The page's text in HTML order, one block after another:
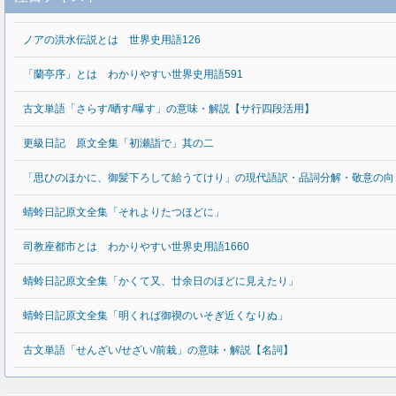
ノアの洪水伝説とは 世界史用語126
「蘭亭序」とは わかりやすい世界史用語591
古文単語「さらす/晒す/曝す」の意味・解説【サ行四段活用】
更級日記 原文全集「初瀬詣で」其の二
「思ひのほかに、御髪下ろして給うてけり」の現代語訳・品詞分解・敬意の
蜻蛉日記原文全集「それよりたつほどに」
司教座都市とは わかりやすい世界史用語1660
蜻蛉日記原文全集「かくて又、廿余日のほどに見えたり」
蜻蛉日記原文全集「明くれば御禊のいそぎ近くなりぬ」
古文単語「せんざい/せざい/前栽」の意味・解説【名詞】